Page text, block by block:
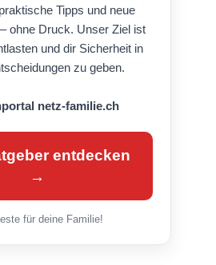
Tipps und neue
ohne Druck. Unser Ziel ist
und dir Sicherheit in
zu geben.
netz-familie.ch
entdecken
→
für deine Familie!